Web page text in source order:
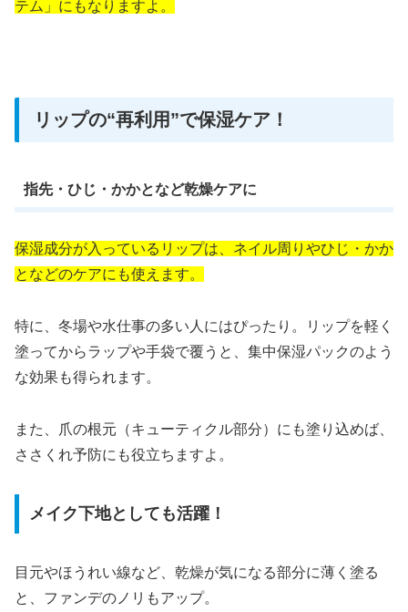
テム」にもなりますよ。
リップの“再利用”で保湿ケア！
指先・ひじ・かかとなど乾燥ケアに
保湿成分が入っているリップは、ネイル周りやひじ・かか
となどのケアにも使えます。
特に、冬場や水仕事の多い人にはぴったり。リップを軽く
塗ってからラップや手袋で覆うと、集中保湿パックのよう
な効果も得られます。
また、爪の根元（キューティクル部分）にも塗り込めば、
ささくれ予防にも役立ちますよ。
メイク下地としても活躍！
目元やほうれい線など、乾燥が気になる部分に薄く塗る
と、ファンデのノリもアップ。